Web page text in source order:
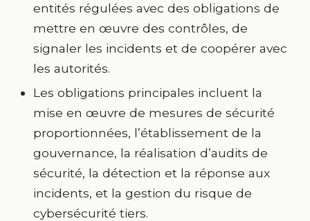
entités régulées avec des obligations de
mettre en œuvre des contrôles, de
signaler les incidents et de coopérer avec
les autorités.
Les obligations principales incluent la
mise en œuvre de mesures de sécurité
proportionnées, l’établissement de la
gouvernance, la réalisation d’audits de
sécurité, la détection et la réponse aux
incidents, et la gestion du risque de
cybersécurité tiers.